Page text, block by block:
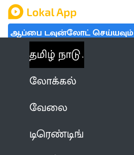
ஆப்பை டவுன்லோட் செய்யவும்
தமிழ் நாடு
லோக்கல்
வேலை
டிரெண்டிங்